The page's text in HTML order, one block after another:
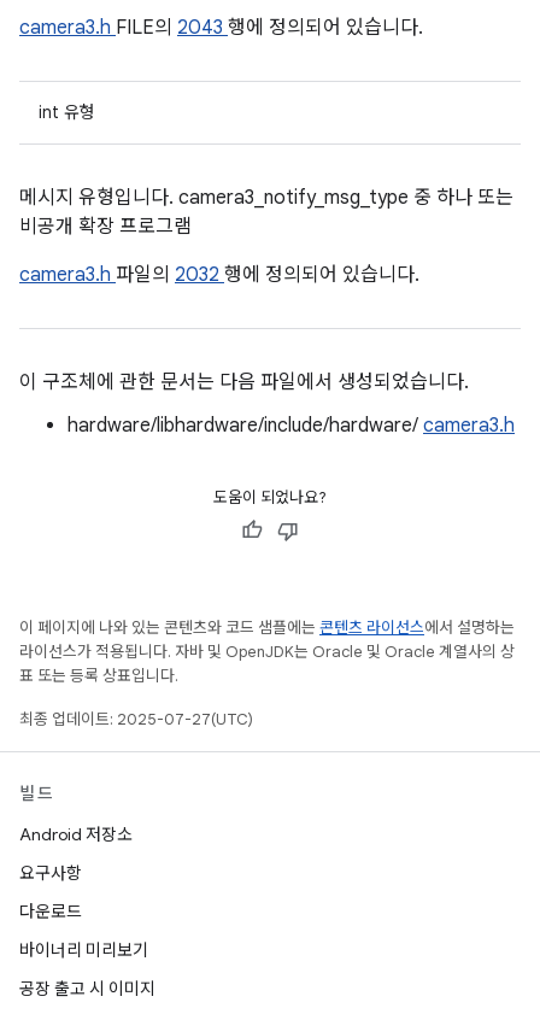
camera3.h FILE의 2043 행에 정의되어 있습니다.
int 유형
메시지 유형입니다. camera3_notify_msg_type 중 하나 또는
비공개 확장 프로그램
camera3.h 파일의 2032 행에 정의되어 있습니다.
이 구조체에 관한 문서는 다음 파일에서 생성되었습니다.
hardware/libhardware/include/hardware/ camera3.h
도움이 되었나요?
이 페이지에 나와 있는 콘텐츠와 코드 샘플에는 콘텐츠 라이선스에서 설명하는
라이선스가 적용됩니다. 자바 및 OpenJDK는 Oracle 및 Oracle 계열사의 상
표 또는 등록 상표입니다.
최종 업데이트: 2025-07-27(UTC)
빌드
Android 저장소
요구사항
다운로드
바이너리 미리보기
공장 출고 시 이미지